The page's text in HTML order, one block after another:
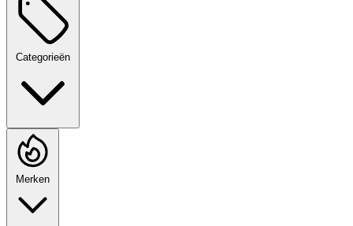
Categorieën
Merken